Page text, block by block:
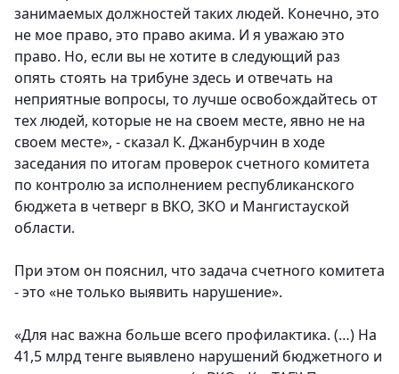
занимаемых должностей таких людей. Конечно, это
не мое право, это право акима. И я уважаю это
право. Но, если вы не хотите в следующий раз
опять стоять на трибуне здесь и отвечать на
неприятные вопросы, то лучше освобождайтесь от
тех людей, которые не на своем месте, явно не на
своем месте», - сказал К. Джанбурчин в ходе
заседания по итогам проверок счетного комитета
по контролю за исполнением республиканского
бюджета в четверг в ВКО, ЗКО и Мангистауской
области.
При этом он пояснил, что задача счетного комитета
- это «не только выявить нарушение».
«Для нас важна больше всего профилактика. (…) На
41,5 млрд тенге выявлено нарушений бюджетного и